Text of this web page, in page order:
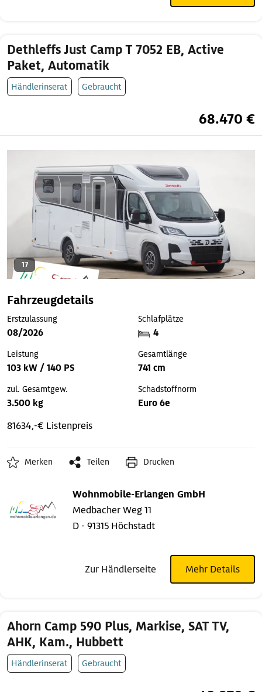
Dethleffs Just Camp T 7052 EB, Active
Paket, Automatik
Händlerinserat Gebraucht
68.470 €
17
Fahrzeugdetails
Erstzulassung
08/2026
Schlafplätze
4
Leistung
103 kW / 140 PS
Gesamtlänge
741 cm
zul. Gesamtgew.
3.500 kg
Schadstoffnorm
Euro 6e
81634,-€ Listenpreis
Merken Teilen Drucken
Wohnmobile-Erlangen GmbH
Medbacher Weg 11
D - 91315 Höchstadt
Zur Händlerseite Mehr Details
Ahorn Camp 590 Plus, Markise, SAT TV,
AHK, Kam., Hubbett
Händlerinserat Gebraucht